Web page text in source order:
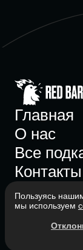
Главная
О нас
Все
Контакты
Состоит в
Пользуясь
мы используем